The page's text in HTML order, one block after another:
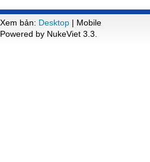
Xem bản: Desktop | Mobile
Powered by NukeViet 3.3.